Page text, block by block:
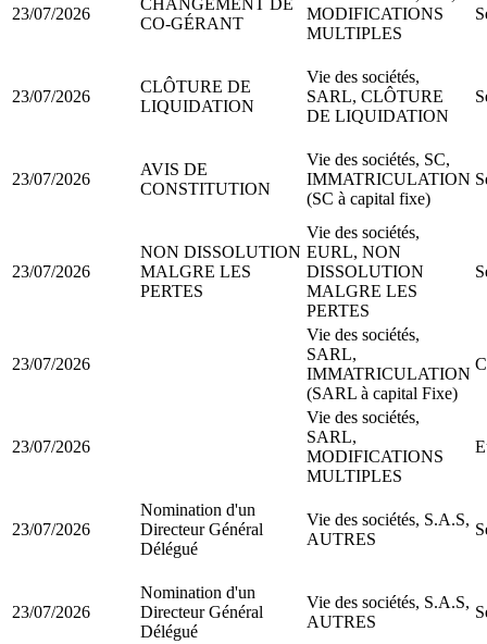
23/07/2026
CO-GÉRANT
MODIFICATIONS
MULTIPLES
23/07/2026
CLÔTURE DE
LIQUIDATION
Vie des sociétés,
SARL, CLÔTURE
DE LIQUIDATION
23/07/2026
AVIS DE
CONSTITUTION
Vie des sociétés, SC,
IMMATRICULATION
(SC à capital fixe)
23/07/2026
NON DISSOLUTION
MALGRE LES
PERTES
Vie des sociétés,
EURL, NON
DISSOLUTION
MALGRE LES
PERTES
23/07/2026
Vie des sociétés,
SARL,
IMMATRICULATION
(SARL à capital Fixe)
23/07/2026
Vie des sociétés,
SARL,
MODIFICATIONS
MULTIPLES
23/07/2026
Nomination d'un
Directeur Général
Délégué
Vie des sociétés, S.A.S,
AUTRES
23/07/2026
Nomination d'un
Directeur Général
Délégué
Vie des sociétés, S.A.S,
AUTRES